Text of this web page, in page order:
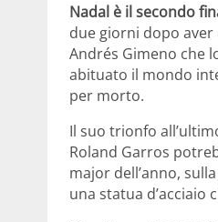
Nadal è il secondo
due giorni dopo
Andrés Gimeno che
abituato il mondo
per morto.
Il suo trionfo
Roland Garros
major dell’anno,
una statua d’acciaio